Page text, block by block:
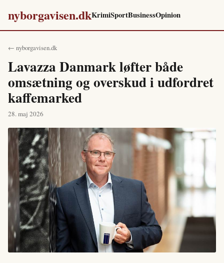
nyborgavisen.dkKrimiSportBusinessOpinion
← nyborgavisen.dk
Lavazza Danmark løfter både
omsætning og overskud i udfordret
kaffemarked
28. maj 2026